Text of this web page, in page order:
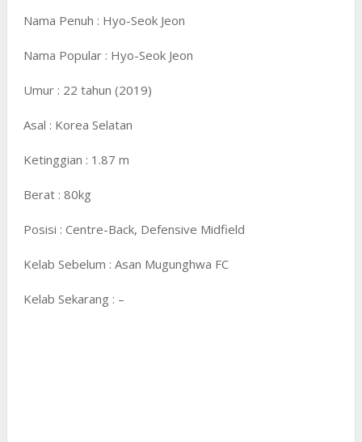
Nama Penuh : Hyo-Seok Jeon
Nama Popular : Hyo-Seok Jeon
Umur : 22 tahun (2019)
Asal : Korea Selatan
Ketinggian : 1.87 m
Berat : 80kg
Posisi : Centre-Back, Defensive Midfield
Kelab Sebelum : Asan Mugunghwa FC
Kelab Sekarang : –